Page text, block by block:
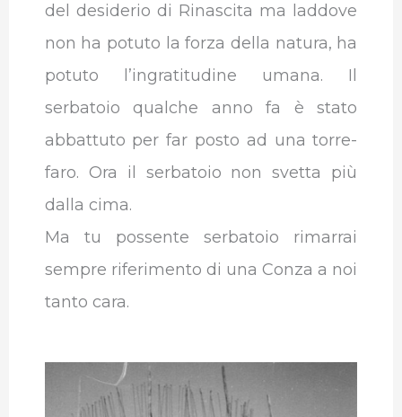
del desiderio di Rinascita ma laddove
non ha potuto la forza della natura, ha
potuto l’ingratitudine umana. Il
serbatoio qualche anno fa è stato
abbattuto per far posto ad una torre-
faro. Ora il serbatoio non svetta più
dalla cima.
Ma tu possente serbatoio rimarrai
sempre riferimento di una Conza a noi
tanto cara.